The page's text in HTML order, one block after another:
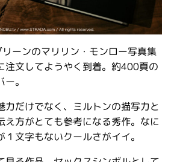
ーンのマリリン・モンロー写真集
注文してようやく到着。約400頁の
。
力だけでなく、ミルトンの描写力と
え方がとても参考になる秀作。なに
１文字もないクールさがイイ。